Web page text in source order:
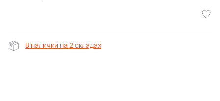
В наличии на 2 складах